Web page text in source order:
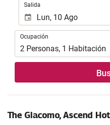
Salida
Ocupación
Ocupación
2 Personas, 1 Habitación
The Giacomo, Ascend